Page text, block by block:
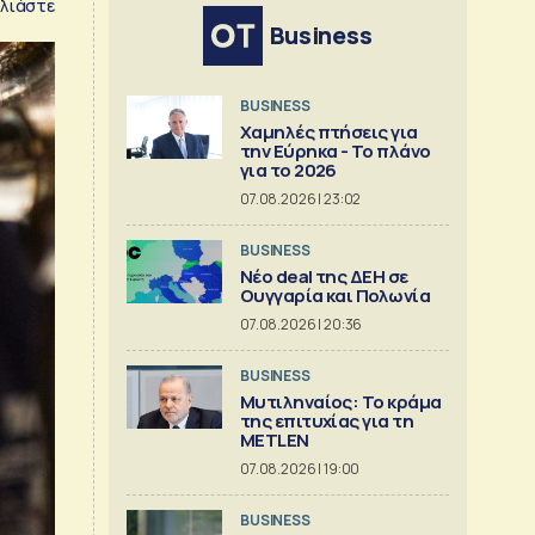
Business
BUSINESS
Χαμηλές πτήσεις για
την Εύρηκα - Το πλάνο
για το 2026
07.08.2026 | 23:02
BUSINESS
Νέο deal της ΔΕΗ σε
Ουγγαρία και Πολωνία
07.08.2026 | 20:36
BUSINESS
Μυτιληναίος: Το κράμα
της επιτυχίας για τη
METLEN
07.08.2026 | 19:00
BUSINESS